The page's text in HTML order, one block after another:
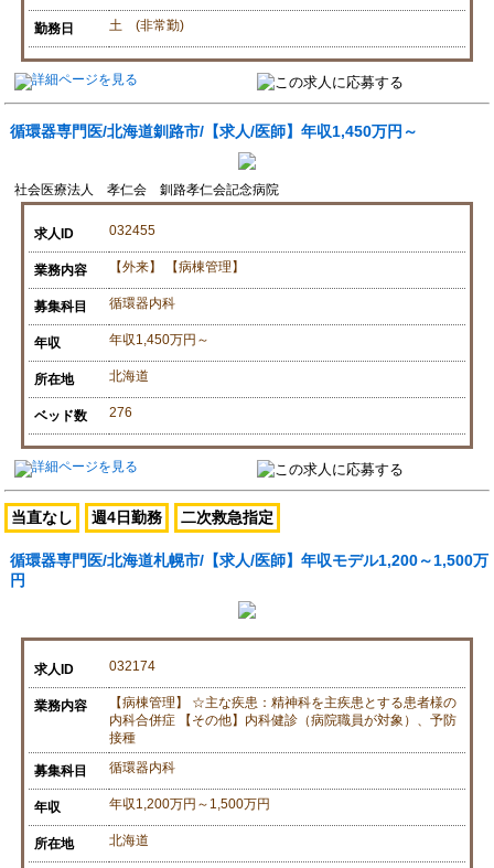
勤務日 土 (非常勤)
循環器専門医/北海道釧路市/【求人/医師】年収1,450万円～
社会医療法人 孝仁会 釧路孝仁会記念病院
求人ID 032455
業務内容 【外来】 【病棟管理】
募集科目 循環器内科
年収 年収1,450万円～
所在地 北海道
ベッド数 276
当直なし 週4日勤務 二次救急指定
循環器専門医/北海道札幌市/【求人/医師】年収モデル1,200～1,500万
円
求人ID 032174
業務内容
【病棟管理】 ☆主な疾患：精神科を主疾患とする患者様の
内科合併症 【その他】内科健診（病院職員が対象）、予防
接種
募集科目 循環器内科
年収 年収1,200万円～1,500万円
所在地 北海道